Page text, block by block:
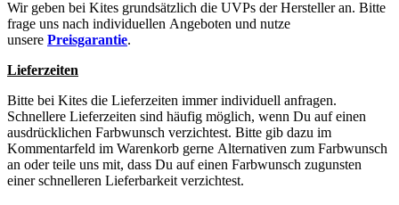
Wir geben bei Kites grundsätzlich die UVPs der Hersteller an. Bitte
frage uns nach individuellen Angeboten und nutze
unsere Preisgarantie.
Lieferzeiten
Bitte bei Kites die Lieferzeiten immer individuell anfragen.
Schnellere Lieferzeiten sind häufig möglich, wenn Du auf einen
ausdrücklichen Farbwunsch verzichtest. Bitte gib dazu im
Kommentarfeld im Warenkorb gerne Alternativen zum Farbwunsch
an oder teile uns mit, dass Du auf einen Farbwunsch zugunsten
einer schnelleren Lieferbarkeit verzichtest.